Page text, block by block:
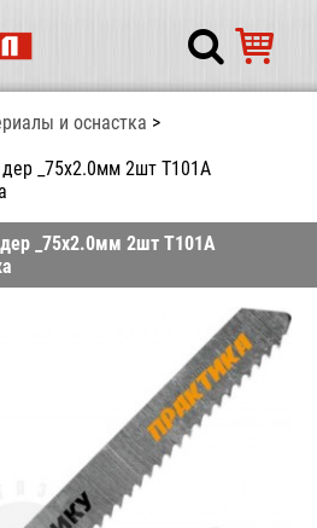
и оснастка
_75х2.0мм 2шт T101A
_75х2.0мм 2шт T101A